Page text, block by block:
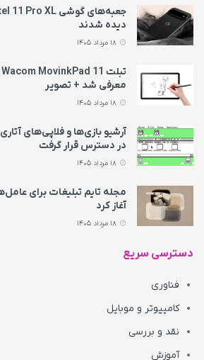
دیده شدند
معرفی شد + تصویر
آرشیو بازی‌ها و فلاپی‌های
در دسترس قرار گرفت
مجله تایم تبلیغات برای
آغاز کرد
دسترسی سریع
فناوری
کامپیوتر و موبایل
نقد و بررسی
آموزش